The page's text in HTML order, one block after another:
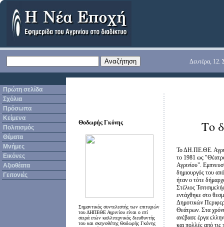
Δευτέρα, 12.
Πρώτη σελίδα
Σχόλια
Πρόσωπα
Κείμενα
Πολιτισμός
Θέματα
Μνήμες
Εικόνες
Αξιοθέατα
Γειτονιές
Θοδωρής Γκόνης
Σημαντικός συντελεστής των επιτυχιών
του ΔΗΠΕΘΕ Αγρινίου είναι ο επί
σειρά ετών καλλιτεχνικός διευθυντής
του και σκηνοθέτης Θοδωρής Γκόνης
Το
Το ΔΗ.ΠΕ.ΘΕ. Αγρινίου ξεκίνησε το 1981 ως "Θέατρο του Δήμου Αγρινίου". Εμπνευστής και δημιουργός του από το 1980 ήταν ο τότε δήμαρχος Αγρινίου Στέλιος Τσιτσιμελής. Το 1983 εντάχθηκε στο θεσμό των Δημοτικών Περιφερειακών Θεάτρων. Στα χρόνια αυτά ανέβασε έργα ελληνικά και ξένα, και πολλές από τις παραστάσεις του πραγματοποιήθηκαν σε περιοδείες. Με το ρεπερτόριο και το ύφος των παραστάσεών του απευθύνεται σε όλο το φάσμα των θεατών, ενώ διαπραγματεύεται και ορισμένα από τα προβλήματα της περιοχής της Αιτωλοακαρνανίας και της Δυτικής Στερεάς, γενικότερα, όπως είναι η καπνοκαλλιέργεια ή οι προσπάθειες αφυδάτωσης του νομού. Ιδιαίτερη σημασία δίνεται και στην προσέγγιση των νέων, και για το λόγο αυτό το ΔΗ.ΠΕ.ΘΕ. διαθέτει "Νεανική-Παιδική Σκηνή" και αναλαμβάνει κάθε χρόνο μία σειρά πρωτοβουλιών στον τομέα αυτό. Το θέατρο στεγάζεται στο ισόγειο του Δημοτικού Μεγάρου Αγρινίου. Κάθε χρόνο, όμως, εγκαινιάζει νέους χώρους για παραστάσεις, όπως σημαντικά κάστρα του νομού (λ.χ. Βονίτσης) και της χώρας (λ.χ. Προπύλαια Παλαμηδίου), ενώ αποπειράται την προσέγγιση του κοινού του σε εργασιακούς χώρους και εργοστάσια (λ.χ. "Μεταλλοπλαστική Αγρινίου") ή και σε άλλους χώρους (λ.χ. τέως Δημοτικά Σφαγεία Αγρινίου), αναβαθμίζοντας τη χρηστική τους ταυτότητα. Η διαδρομή του ΔΗ.ΠΕ.ΘΕ. Αγρινίου έχει συνδεθεί και με την αναβίωση δύο σημαντικών αρχαίων θεάτρων: του θεάτρου των Οινιαδών (το 1986) και του θεάτρου της αρχαίας